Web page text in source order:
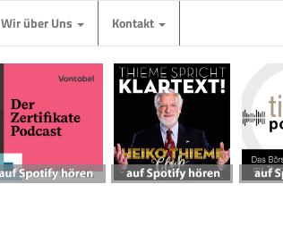
Wir über Uns Kontakt